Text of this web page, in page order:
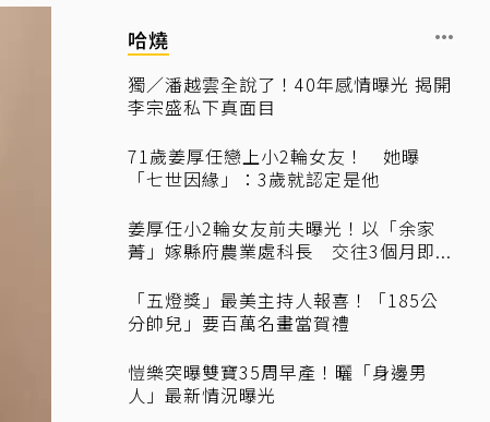
哈燒
獨／潘越雲全說了！40年感情曝光 揭開
李宗盛私下真面目
71歲姜厚任戀上小2輪女友！ 她曝
「七世因緣」：3歲就認定是他
姜厚任小2輪女友前夫曝光！以「余家
菁」嫁縣府農業處科長 交往3個月即...
「五燈獎」最美主持人報喜！「185公
分帥兒」要百萬名畫當賀禮
愷樂突曝雙寶35周早產！曬「身邊男
人」最新情況曝光